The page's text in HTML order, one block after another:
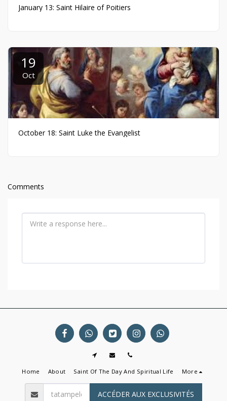
January 13: Saint Hilaire of Poitiers
19
Oct
October 18: Saint Luke the Evangelist
Comments
Home About Saint Of The Day And Spiritual Life More
ACCÉDER AUX EXCLUSIVITÉS